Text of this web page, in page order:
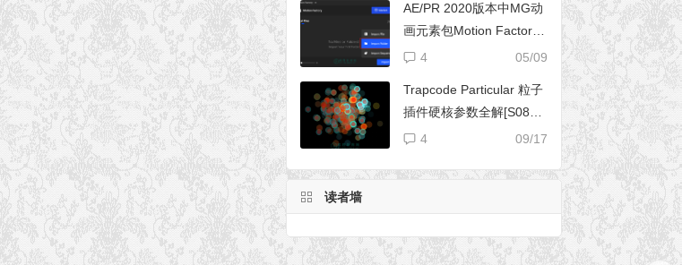
AE/PR 2020版本中MG动
画元素包Motion Factory
脚本无法导入文件夹05/09
4
Trapcode Particular 粒子
插件硬核参数全解[S08E0
2] – 阴影设置（Shadowle
09/17
4
读者墙